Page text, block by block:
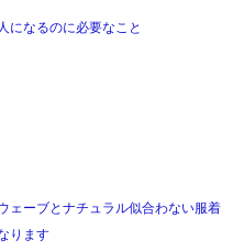
になるのに必要なこと
ェーブとナチュラル似合わない服着
ります